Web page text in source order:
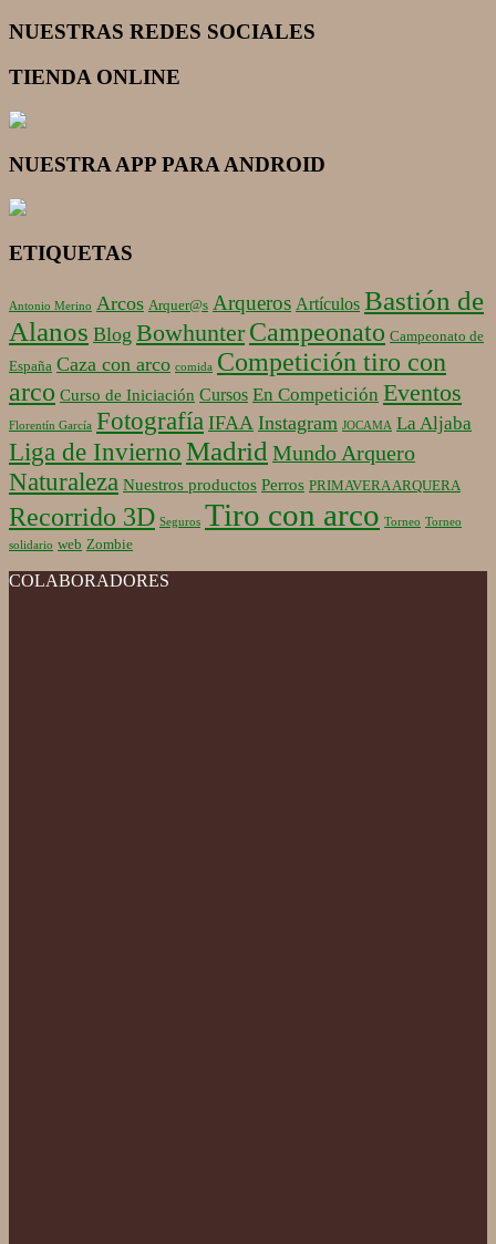
NUESTRAS REDES SOCIALES
TIENDA ONLINE
NUESTRA APP PARA ANDROID
ETIQUETAS
Antonio Merino Arcos Arquer@s Arqueros Artículos Bastión de
Alanos Blog Bowhunter Campeonato Campeonato de
España Caza con arco comida Competición tiro con
arco Curso de Iniciación Cursos En Competición Eventos
Florentín García Fotografía IFAA Instagram JOCAMA La Aljaba
Liga de Invierno Madrid Mundo Arquero
Naturaleza Nuestros productos Perros PRIMAVERA ARQUERA
Recorrido 3D Seguros Tiro con arco Torneo Torneo
solidario web Zombie
COLABORADORES